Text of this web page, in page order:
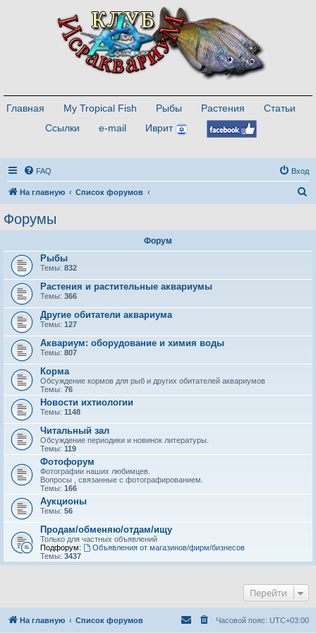
Главная My Tropical Fish Рыбы Растения
Статьи
Ссылки
e-mail Иврит
FAQ Вход
На главную Список форумов
Форумы
Форум
Рыбы
Темы: 832
Растения и растительные аквариумы
Темы: 366
Другие обитатели аквариума
Темы: 127
Аквариум: оборудование и химия воды
Темы: 807
Корма
Обсуждение кормов для рыб и других обитателей аквариумов
Темы: 76
Новости ихтиологии
Темы: 1148
Читальный зал
Обсуждение периодики и новинок литературы.
Темы: 119
Фотофорум
Фотографии наших любимцев.
Вопросы , связанные с фотографированием.
Темы: 166
Аукционы
Темы: 56
Продам/обменяю/отдам/ищу
Только для частных объявлений
Подфорум:
Объявления от магазинов/фирм/бизнесов
Темы: 3437
Перейти
На главную Список форумов Часовой пояс: UTC+03:00